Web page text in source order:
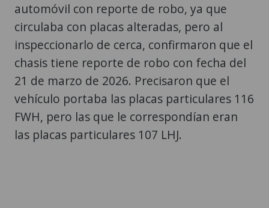
automóvil con reporte de robo, ya que
circulaba con placas alteradas, pero al
inspeccionarlo de cerca, confirmaron que el
chasis tiene reporte de robo con fecha del
21 de marzo de 2026. Precisaron que el
vehículo portaba las placas particulares 116
FWH, pero las que le correspondían eran
las placas particulares 107 LHJ.